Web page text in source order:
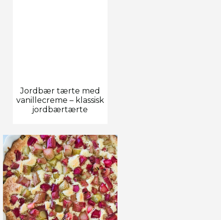
Jordbær tærte med
vanillecreme – klassisk
jordbærtærte